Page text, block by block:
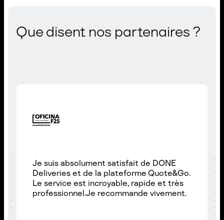
Que disent nos partenaires ?
Je suis absolument satisfait de DONE
Deliveries et de la plateforme Quote&Go.
Le service est incroyable, rapide et très
professionnel.Je recommande vivement.